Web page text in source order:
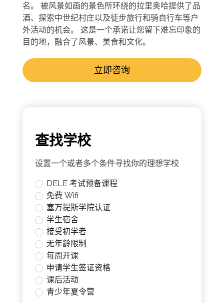
名。 被风景如画的景色所环绕的拉里奥哈提供了品
酒、探索中世纪村庄以及徒步旅行和骑自行车等户
外活动的机会。 这是一个承诺让您留下难忘印象的
目的地，融合了风景、美食和文化。
立即咨询
查找学校
设置一个或者多个条件寻找你的理想学校
DELE 考试预备课程
免费 Wifi
塞万提斯学院认证
学生宿舍
接受初学者
无年龄限制
每周开课
申请学生签证资格
课后活动
青少年夏令营